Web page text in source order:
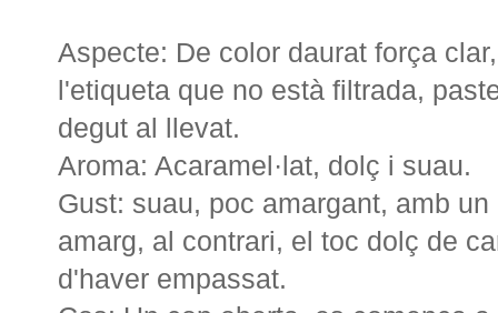
Aspecte: De color daurat força
l'etiqueta que no està filtrada,
degut al llevat.
Aroma: Acaramel·lat, dolç i suau.
Gust: suau, poc amargant, amb
amarg, al contrari, el toc dolç de
d'haver empassat.